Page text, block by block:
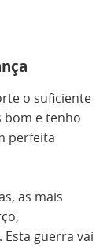
o suficiente
bom e tenho
perfeita
as mais
guerra vai